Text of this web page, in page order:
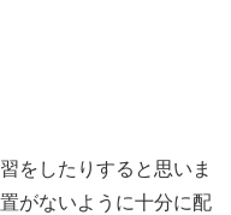
をしたりすると思いま
がないように十分に配